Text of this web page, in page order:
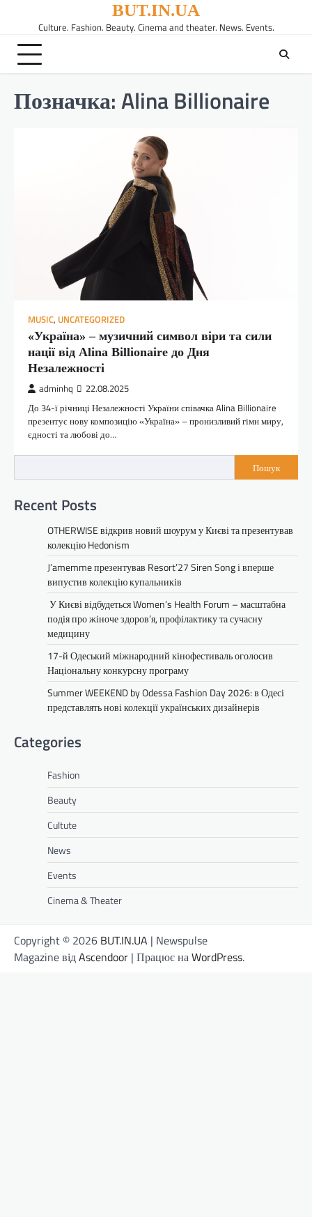
вмісту
BUT.IN.UA
Culture. Fashion. Beauty. Cinema and theater. News. Events.
Позначка:Alina Billionaire
MUSIC, UNCATEGORIZED
«Україна» – музичний символ віри та сили
нації від Alina Billionaire до Дня
Незалежності
adminhq 22.08.2025
До 34-ї річниці Незалежності України співачка Alina Billionaire
презентує нову композицію «Україна» – пронизливий гімн миру,
єдності та любові до…
Пошук
Recent Posts
OTHERWISE відкрив новий шоурум у Києві та презентував
колекцію Hedonism
J’amemme презентував Resort’27 Siren Song і вперше
випустив колекцію купальників
У Києві відбудеться Women’s Health Forum – масштабна
подія про жіноче здоров’я, профілактику та сучасну
медицину
17-й Одеський міжнародний кінофестиваль оголосив
Національну конкурсну програму
Summer WEEKEND by Odessa Fashion Day 2026: в Одесі
представлять нові колекції українських дизайнерів
Categories
Fashion
Beauty
Cultute
News
Events
Cinema & Theater
Copyright © 2026 BUT.IN.UA | Newspulse
Magazine відAscendoor | Працює наWordPress.